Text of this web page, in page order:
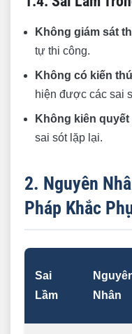
Không giám sát
tự thi công.
Không có kiến
hiện được các sai
Không kiên
sai sót lặp lại.
2. Nguyên
Pháp Khắc
Sai
Lầm
Nhân